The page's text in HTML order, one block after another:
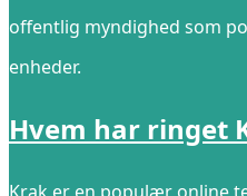
offentlig myndighed som
enheder.
Hvem har ringet
Krak er en populær online